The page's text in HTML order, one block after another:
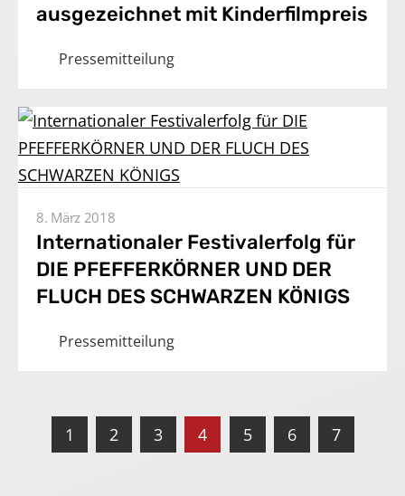
ausgezeichnet mit Kinderfilmpreis
Pressemitteilung
8. März 2018
Internationaler Festivalerfolg für
DIE PFEFFERKÖRNER UND DER
FLUCH DES SCHWARZEN KÖNIGS
Pressemitteilung
1 2 3 4 5 6 7